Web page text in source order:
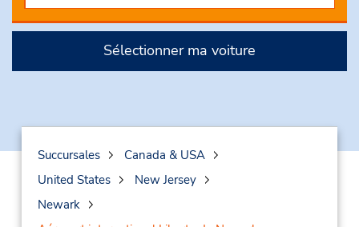
Sélectionner ma voiture
Succursales
Canada & USA
United States
New Jersey
Newark